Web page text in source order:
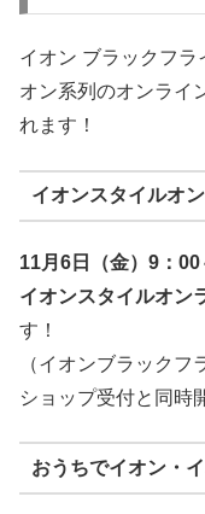
イオン ブラックフラ
オン系列のオンライ
れます！
イオンスタイルオ
11月6日（金）9：
イオンスタイルオン
す！
（イオンブラック
ショップ受付と同時
おうちでイオン・